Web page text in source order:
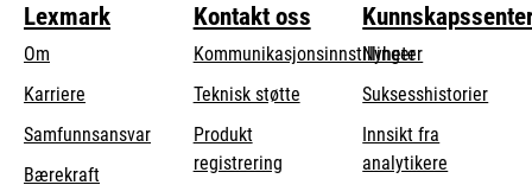
Lexmark
Om
Karriere
Samfunnsansvaropens
Bærekraft
Kontakt oss
Kommunikasjonsinnstillinger
Teknisk støtteopens
Produkt
registrering
Nyheter
Suksesshistorier
Innsikt fra
analytikere